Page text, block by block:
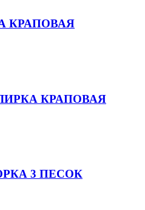
КРАПОВАЯ
КРАПОВАЯ
3 ПЕСОК